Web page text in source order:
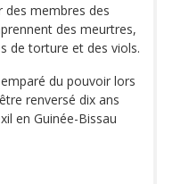
des membres des
des meurtres,
de torture et des viols.
du pouvoir lors
renversé dix ans
en Guinée-Bissau